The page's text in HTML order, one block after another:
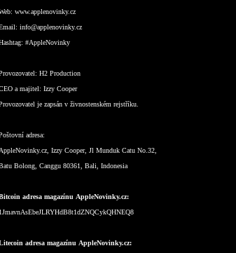
www.applenovinky.cz
info@applenovinky.cz
#AppleNovinky
H2 Production
a majitel: Izzy Cooper
je zapsán v živnostenském rejstříku.
adresa:
AppleNovinky.cz, Izzy Cooper, Jl Munduk Catu No.32,
Bolong, Canggu 80361, Bali, Indonesia
adresa magazínu AppleNovinky.cz:
1JmavnAsEbeJLRYHdB8t1dZNQCykQHNEQ8
adresa magazínu AppleNovinky.cz: